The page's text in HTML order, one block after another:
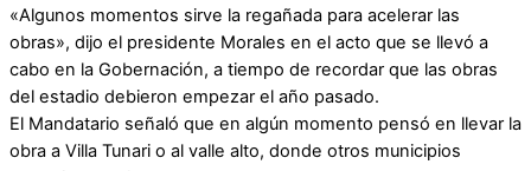
«Algunos momentos sirve la regañada para acelerar las
obras», dijo el presidente Morales en el acto que se llevó a
cabo en la Gobernación, a tiempo de recordar que las obras
del estadio debieron empezar el año pasado.
El Mandatario señaló que en algún momento pensó en llevar la
obra a Villa Tunari o al valle alto, donde otros municipios